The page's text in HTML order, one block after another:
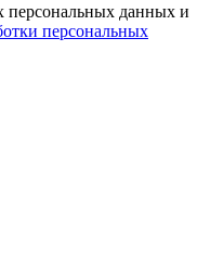
персональных данных и
персональных